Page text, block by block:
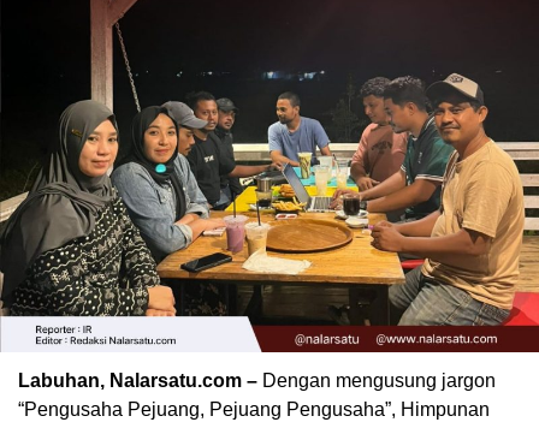
Labuhan, Nalarsatu.com – Dengan mengusung jargon
“Pengusaha Pejuang, Pejuang Pengusaha”, Himpunan